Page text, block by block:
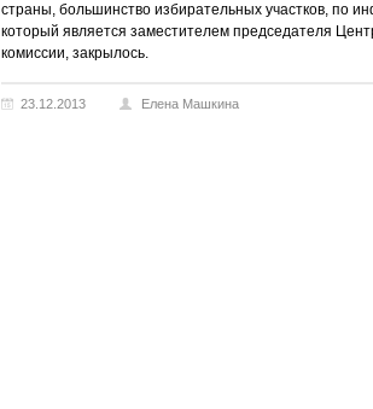
страны, большинство избирательных участков, по
который является заместителем председателя
комиссии, закрылось.
23.12.2013 Елена Машкина